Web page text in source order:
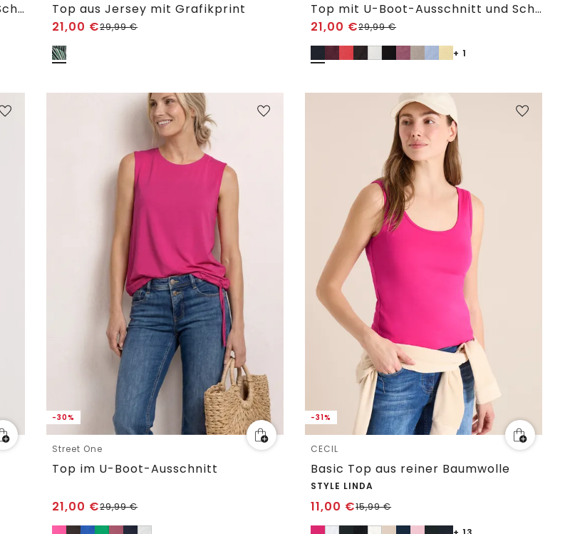
Top mit U-Boot-Ausschnitt und Schulterdetail
Top aus Jersey mit Grafikprint
21,00 €29,99€
Top mit U-Boot-Ausschnitt und Schulterdetail
21,00 €29,99€
+ 1
-30%
Street One
Top im U-Boot-Ausschnitt
21,00 €29,99€
-31%
CECIL
Basic Top aus reiner Baumwolle
STYLE LINDA
11,00 €15,99€